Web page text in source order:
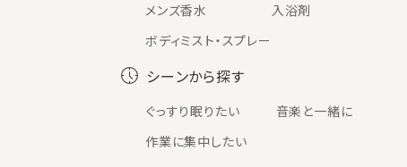
メンズ香水
ボディミスト・スプレー
入浴剤
シーンから探す
ぐっすり眠りたい 音楽と一緒に
作業に集中したい